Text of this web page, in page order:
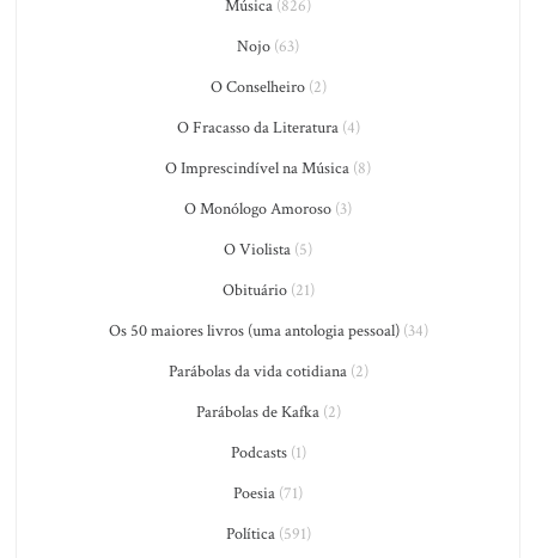
Música (826)
Nojo (63)
O Conselheiro(2)
O Fracasso da Literatura(4)
O Imprescindível na Música (8)
O Monólogo Amoroso (3)
O Violista (5)
Obituário(21)
Os 50 maiores livros (uma antologia pessoal)(34)
Parábolas da vida cotidiana(2)
Parábolas de Kafka(2)
Podcasts(1)
Poesia (71)
Política(591)